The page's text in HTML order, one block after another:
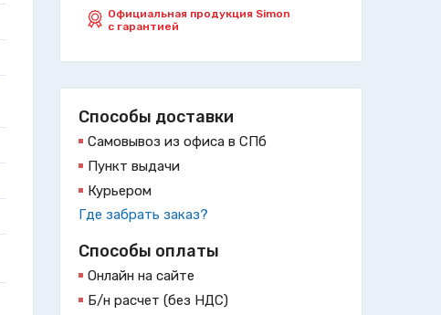
Официальная продукция Simon
с гарантией
Способы доставки
Самовывоз из офиса в СПб
Пункт выдачи
Курьером
Где забрать заказ?
Способы оплаты
Онлайн на сайте
Б/н расчет (без НДС)